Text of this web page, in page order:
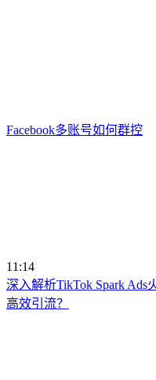
Facebook多账号如何群控
11:14
深入解析TikTok Spark
高效引流？